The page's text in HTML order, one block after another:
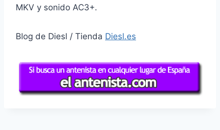
MKV y sonido AC3+.
Blog de Diesl / Tienda Diesl.es